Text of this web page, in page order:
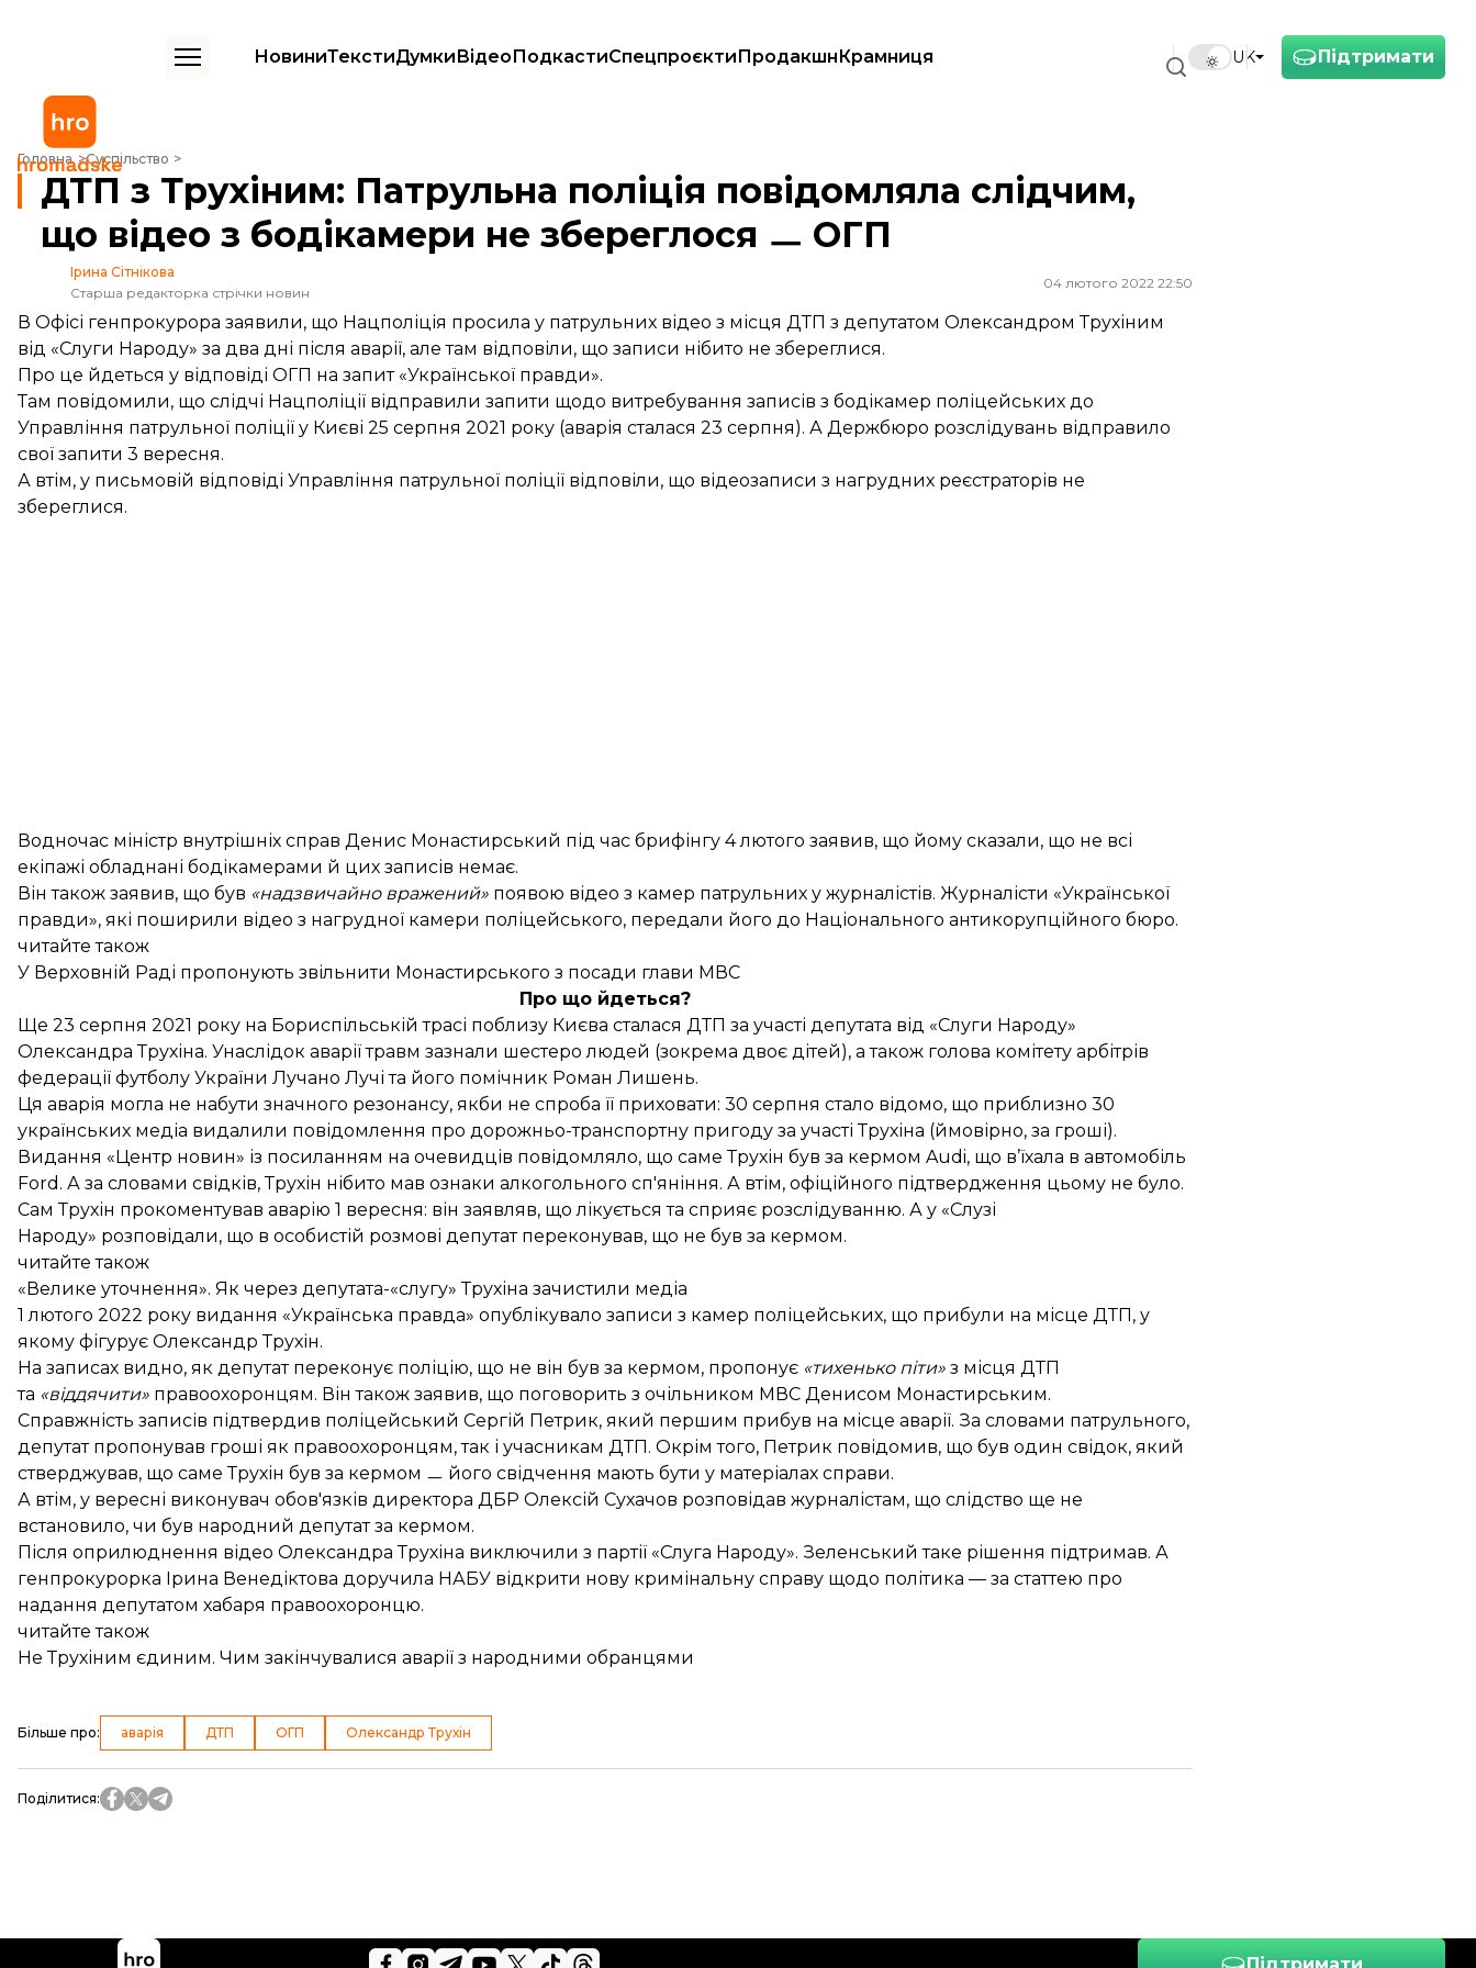
Підтримати
UK
НовиниТекстиДумкиВідеоПодкастиСпецпроєктиПродакшнКрамниця
Головна Суспільство
ДТП з Трухіним: Патрульна поліція повідомляла слідчим, що відео з бодікамери не збереглося ㅡ ОГП
ДТП з Трухіним: Патрульна поліція повідомляла слідчим,
що відео з бодікамери не збереглося ㅡ ОГП
Ірина Сітнікова
Старша редакторка стрічки новин
04 лютого 2022 22:50
В Офісі генпрокурора заявили, що Нацполіція просила у патрульних відео з місця ДТП з депутатом Олександром Трухіним
від «Слуги Народу» за два дні після аварії, але там відповіли, що записи нібито не збереглися.
Про це йдеться у відповіді ОГП на запит «Української правди».
Там повідомили, що слідчі Нацполіції відправили запити щодо витребування записів з бодікамер поліцейських до
Управління патрульної поліції у Києві 25 серпня 2021 року (аварія сталася 23 серпня). А Держбюро розслідувань відправило
свої запити 3 вересня.
А втім, у письмовій відповіді Управління патрульної поліції відповіли, що відеозаписи з нагрудних реєстраторів не
збереглися.
Водночас міністр внутрішніх справ Денис Монастирський під час брифінгу 4 лютого заявив, що йому сказали, що не всі
екіпажі обладнані бодікамерами й цих записів немає.
Він також заявив, що був «надзвичайно вражений» появою відео з камер патрульних у журналістів. Журналісти «Української
правди», які поширили відео з нагрудної камери поліцейського, передали його до Національного антикорупційного бюро.
читайте також
У Верховній Раді пропонують звільнити Монастирського з посади глави МВС
Про що йдеться?
Ще 23 серпня 2021 року на Бориспільській трасі поблизу Києва сталася ДТП за участі депутата від «Слуги Народу»
Олександра Трухіна. Унаслідок аварії травм зазнали шестеро людей (зокрема двоє дітей), а також голова комітету арбітрів
федерації футболу України Лучано Лучі та його помічник Роман Лишень.
Ця аварія могла не набути значного резонансу, якби не спроба її приховати: 30 серпня стало відомо, що приблизно 30
українських медіа видалили повідомлення про дорожньо-транспортну пригоду за участі Трухіна (ймовірно, за гроші).
Видання «Центр новин» із посиланням на очевидців повідомляло, що саме Трухін був за кермом Audi, що в’їхала в автомобіль
Ford. А за словами свідків, Трухін нібито мав ознаки алкогольного сп'яніння. А втім, офіційного підтвердження цьому не було.
СамТрухін прокоментував аварію 1 вересня: він заявляв, що лікується та сприяє розслідуванню. А у «Слузі
Народу» розповідали, що в особистій розмові депутат переконував, що не був за кермом.
читайте також
«Велике уточнення». Як через депутата-«слугу» Трухіна зачистили медіа
1 лютого 2022 року видання «Українська правда» опублікувало записи з камер поліцейських, що прибули на місце ДТП, у
якому фігурує Олександр Трухін.
На записах видно, як депутат переконує поліцію, що не він був за кермом, пропонує «тихенько піти» з місця ДТП
та «віддячити» правоохоронцям. Він також заявив, що поговорить з очільником МВС Денисом Монастирським.
Справжність записів підтвердив поліцейський Сергій Петрик, який першим прибув на місце аварії. За словами патрульного,
депутат пропонував гроші як правоохоронцям, так і учасникам ДТП. Окрім того, Петрик повідомив, що був один свідок, який
стверджував, що саме Трухін був за кермом ㅡ його свідчення мають бути у матеріалах справи.
А втім, у вересні виконувач обов'язків директора ДБР Олексій Сухачов розповідав журналістам, що слідство ще не
встановило, чи був народний депутат за кермом.
Після оприлюднення відео Олександра Трухіна виключили з партії «Слуга Народу». Зеленський таке рішення підтримав. А
генпрокурорка Ірина Венедіктова доручила НАБУ відкрити нову кримінальну справу щодо політика — за статтею про
надання депутатом хабаря правоохоронцю.
читайте також
Не Трухіним єдиним. Чим закінчувалися аварії з народними обранцями
Більше про: аварія ДТП ОГП Олександр Трухін
Поділитися: